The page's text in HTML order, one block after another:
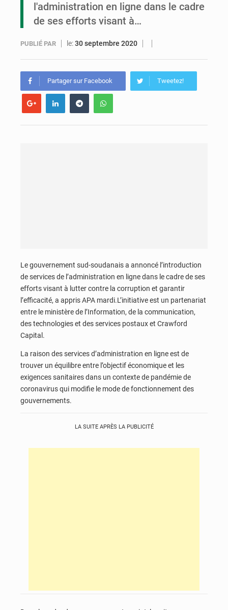
l'administration en ligne dans le cadre
de ses efforts visant à…
PUBLIÉ PAR le:30 septembre 2020
Partager sur Facebook Tweetez!
Le gouvernement sud-soudanais a annoncé l’introduction
de services de l’administration en ligne dans le cadre de ses
efforts visant à lutter contre la corruption et garantir
l’efficacité, a appris APA mardi.L’initiative est un partenariat
entre le ministère de l’Information, de la communication,
des technologies et des services postaux et Crawford
Capital.
La raison des services d’administration en ligne est de
trouver un équilibre entre l’objectif économique et les
exigences sanitaires dans un contexte de pandémie de
coronavirus qui modifie le mode de fonctionnement des
gouvernements.
LA SUITE APRÈS LA PUBLICITÉ